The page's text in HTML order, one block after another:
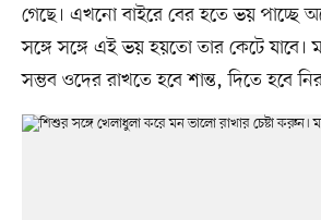
গেছে। এখনো বাইরে বের হতে ভয় পাচ্ছে
সঙ্গে সঙ্গে এই ভয় হয়তো তার কেটে যাবে।
সম্ভব ওদের রাখতে হবে শান্ত, দিতে হবে